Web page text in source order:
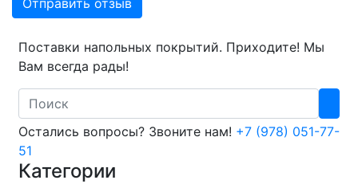
Отправить отзыв
Поставки напольных покрытий. Приходите! Мы
Вам всегда рады!
Search
Остались вопросы? Звоните нам! +7 (978) 051-77-
51
Категории